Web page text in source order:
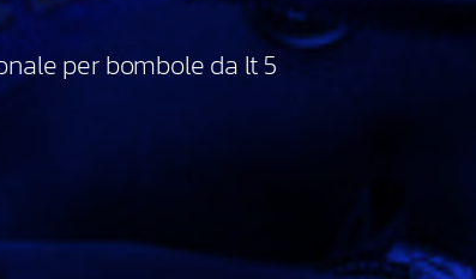
per bombole da lt 5